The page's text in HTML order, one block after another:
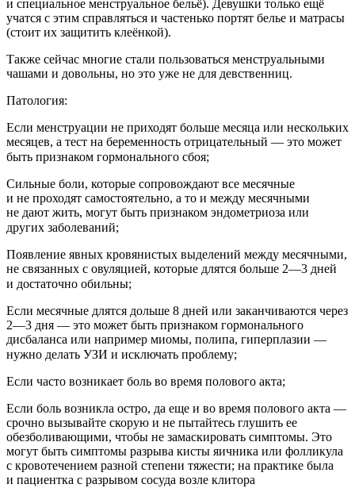
и специальное менструальное бельё). Девушки только ещё
учатся с этим справляться и частенько портят белье и матрасы
(стоит их защитить клеёнкой).
Также сейчас многие стали пользоваться менструальными
чашами и довольны, но это уже не для девственниц.
Патология:
Если менструации не приходят больше месяца или нескольких
месяцев, а тест на беременность отрицательный — это может
быть признаком гормонального сбоя;⠀
Сильные боли, которые сопровождают все месячные
и не проходят самостоятельно, а то и между месячными
не дают жить, могут быть признаком эндометриоза или
других заболеваний;⠀
Появление явных кровянистых выделений между месячными,
не связанных с овуляцией, которые длятся больше 2—3 дней
и достаточно обильны;⠀
Если месячные длятся дольше 8 дней или заканчиваются через
2—3 дня — это может быть признаком гормонального
дисбаланса или например миомы, полипа, гиперплазии —
нужно делать УЗИ и исключать проблему;⠀
Если часто возникает боль во время полового акта;
Если боль возникла остро, да еще и во время полового акта —
срочно вызывайте скорую и не пытайтесь глушить ее
обезболивающими, чтобы не замаскировать симптомы. Это
могут быть симптомы разрыва кисты яичника или фолликула
с кровотечением разной степени тяжести; на практике была
и пациентка с разрывом сосуда возле клитора